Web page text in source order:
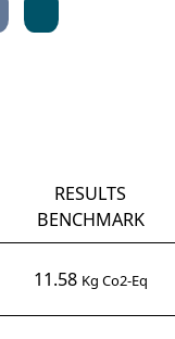
RESULTS
BENCHMARK
11.58 Kg Co2-Eq